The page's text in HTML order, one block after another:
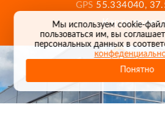
GPS 55.334040,
Карта
Мы используем cookie-
пользоваться им, вы
персональных данных в
Понятно